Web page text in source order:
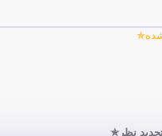
شده✯
نظر✯